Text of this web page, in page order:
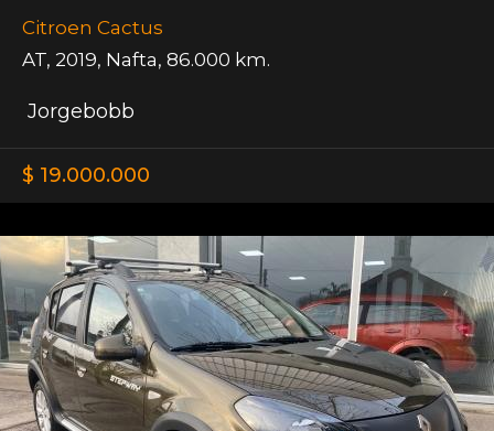
Citroen Cactus
AT, 2019, Nafta, 86.000 km.
Jorgebobb
$ 19.000.000